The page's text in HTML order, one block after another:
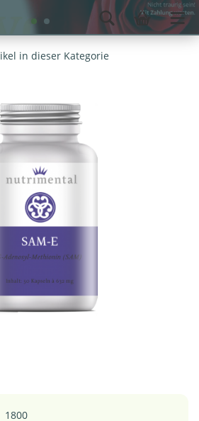
in dieser Kategorie
1800